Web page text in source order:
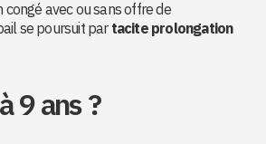
avec ou sans offre de
se poursuit partacite prolongation
9 ans ?